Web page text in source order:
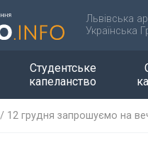
Львівська
Українська
Студентське
капеланство
/ 12 грудня запрошуємо на